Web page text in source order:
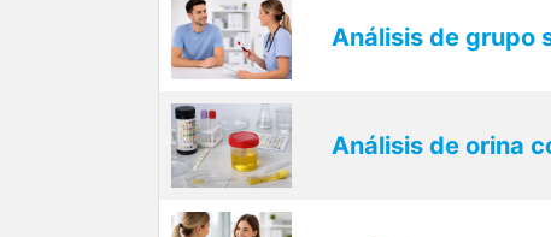
Análisis de grupo
Análisis de orina